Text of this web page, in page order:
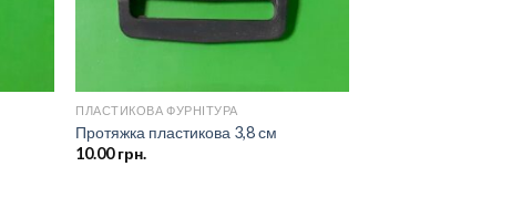
ПЛАСТИКОВА ФУРНІТУРА
Протяжка пластикова 3,8 см
10.00грн.